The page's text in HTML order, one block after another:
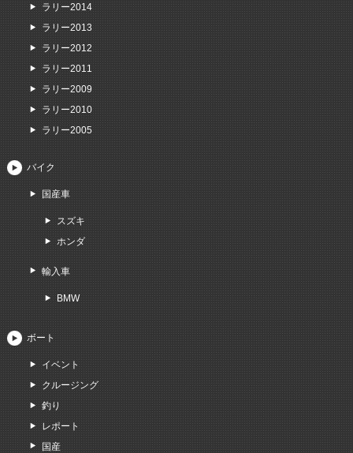
ラリー2014
ラリー2013
ラリー2012
ラリー2011
ラリー2009
ラリー2010
ラリー2005
バイク
国産車
スズキ
ホンダ
輸入車
BMW
ボート
イベント
クルージング
釣り
レポート
国産